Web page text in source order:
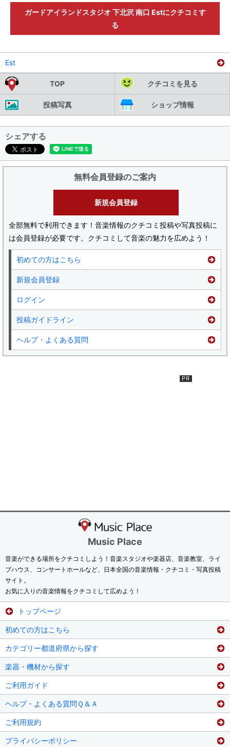
ガードアイランドスタジオ 下北沢 南口 Estにクチコミす
る
Est
TOP クチコミを見る
投稿写真 ショップ情報
シェアする
無料会員登録のご案内
新規会員登録
全部無料で利用できます！音楽情報のクチコミ投稿や写真投稿に
は会員登録が必要です。クチコミして音楽の魅力を広めよう！
初めての方はこちら
新規会員登録
ログイン
投稿ガイドライン
ヘルプ・よくある質問
Music Place
音楽ができる場所をクチコミしよう！音楽スタジオや楽器店、音楽教室、ライ
ブハウス、コンサートホールなど、日本全国の音楽情報・クチコミ・写真投稿
サイト。
お気に入りの音楽情報をクチコミして広めよう！
トップページ
初めての方はこちら
カテゴリー都道府県から探す
楽器・機材から探す
ご利用ガイド
ヘルプ・よくある質問Ｑ＆Ａ
ご利用規約
プライバシーポリシー